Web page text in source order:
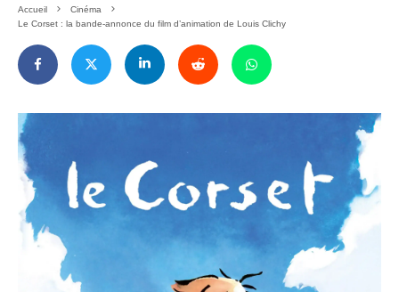
Accueil
Cinéma
Le Corset : la bande-annonce du film d’animation de Louis Clichy